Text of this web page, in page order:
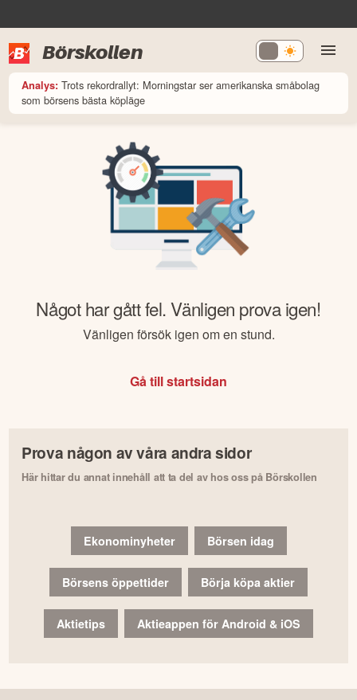
Börskollen
Analys: Trots rekordrallyt: Morningstar ser amerikanska småbolag
som börsens bästa köpläge
Något har gått fel. Vänligen prova igen!
Vänligen försök igen om en stund.
Gå till startsidan
Prova någon av våra andra sidor
Här hittar du annat innehåll att ta del av hos oss på Börskollen
Ekonominyheter Börsen idag
Börsens öppettider Börja köpa aktier
Aktietips Aktieappen för Android & iOS